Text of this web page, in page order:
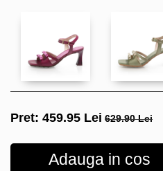
Pret: 459.95 Lei 629.90 Lei
Adauga in cos